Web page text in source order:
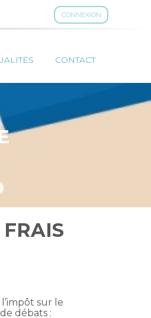
CONNEXION
CONTACT
sur le
débats :